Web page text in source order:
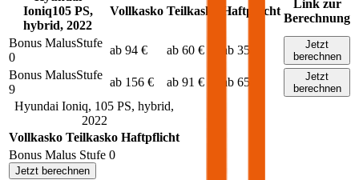
Ioniq105PS,
hybrid, 2022
Vollkasko Teilkasko Haftpflicht
Link zur
Berechnung
Bonus MalusStufe
0
ab 94 € ab 60 € ab 35 €
Jetzt
berechnen
Bonus MalusStufe
9
ab 156 € ab 91 € ab 65 €
Jetzt
berechnen
Hyundai Ioniq, 105 PS, hybrid,
2022
Vollkasko Teilkasko Haftpflicht
Bonus Malus Stufe 0
Jetzt berechnen